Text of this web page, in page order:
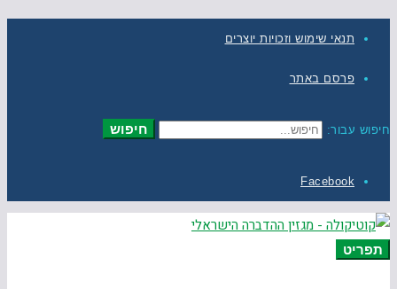
תנאי שימוש וזכויות יוצרים
פרסם באתר
חיפוש עבור: חיפוש
Facebook
תפריט